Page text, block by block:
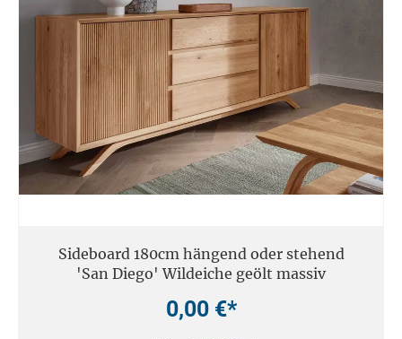
Sideboard 180cm hängend oder stehend
'San Diego' Wildeiche geölt massiv
0,00 €*